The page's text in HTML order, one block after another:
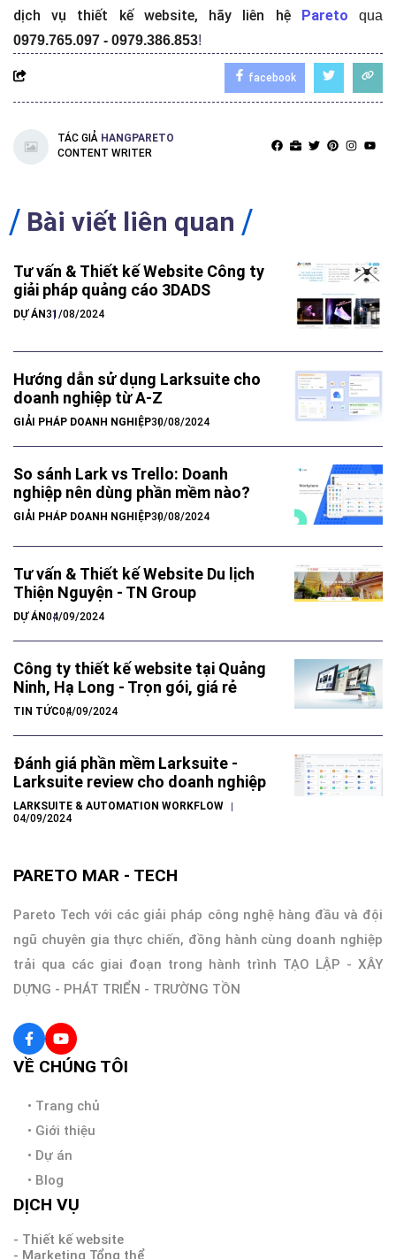
dịch vụ thiết kế website, hãy liên hệ Pareto
qua
0979.765.097 - 0979.386.853!
facebook
TÁC GIẢ HANGPARETO
CONTENT WRITER
Bài viết liên quan
Tư vấn & Thiết kế Website Công ty
giải pháp quảng cáo 3DADS
DỰ ÁN31/08/2024
Hướng dẫn sử dụng Larksuite cho
doanh nghiệp từ A-Z
GIẢI PHÁP DOANH NGHIỆP30/08/2024
So sánh Lark vs Trello: Doanh
nghiệp nên dùng phần mềm nào?
GIẢI PHÁP DOANH NGHIỆP30/08/2024
Tư vấn & Thiết kế Website Du lịch
Thiện Nguyện - TN Group
DỰ ÁN04/09/2024
Công ty thiết kế website tại Quảng
Ninh, Hạ Long - Trọn gói, giá rẻ
TIN TỨC04/09/2024
Đánh giá phần mềm Larksuite -
Larksuite review cho doanh nghiệp
LARKSUITE & AUTOMATION WORKFLOW
04/09/2024
PARETO MAR - TECH
Pareto Tech với các giải pháp công nghệ hàng đầu và đội
ngũ chuyên gia thực chiến, đồng hành cùng doanh nghiệp
trải qua các giai đoạn trong hành trình TẠO LẬP - XÂY
DỰNG - PHÁT TRIỂN - TRƯỜNG TỒN
VỀ CHÚNG TÔI
• Trang chủ
• Giới thiệu
• Dự án
• Blog
DỊCH VỤ
- Thiết kế website
- Marketing Tổng thể